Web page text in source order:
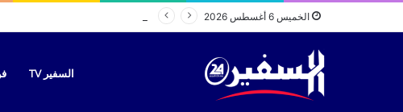
الخميس 6 أغسطس 2026
السفير TV